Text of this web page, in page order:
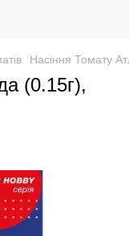
Насіння Томату
(0.15г),